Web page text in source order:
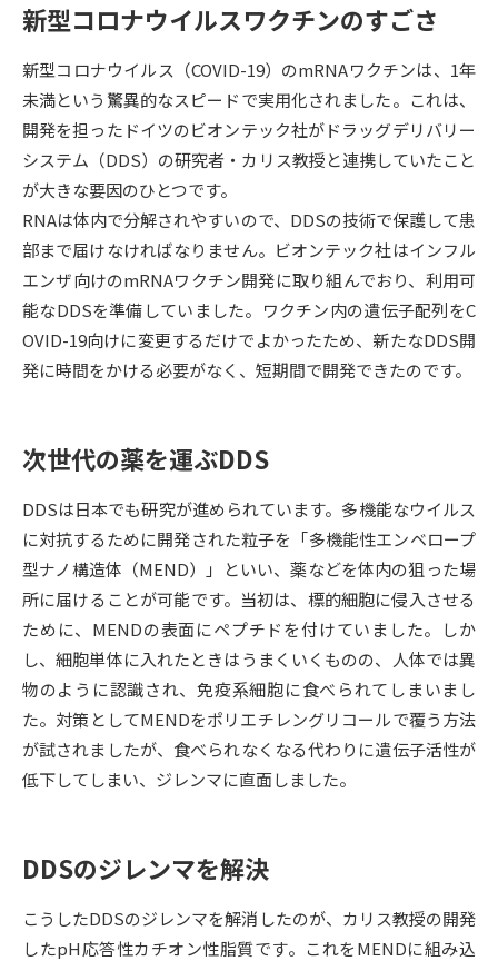
幼稚園教員資格認定試験 小学校教員資格認定試験
高等学校（情報）教員資格認定
試験
大学研究 大学検索
大学で学べる内容や特徴を調べる
新増設大学・学部・学科特集
国際・グローバルに強い大学特
データサイエンス特集 奨学金・特待生制度特集
（高3生用）
（高2生用）
SELFBRAND特集ページ
オープンキャンパスなどを調べる
オープンキャンパス検索 実施プログラムから探す
来場型・Web型イベント特集 夢ナビライブ
志望校・出願校を調べる
新型コロナウイルスワクチンのすごさ
新型コロナウイルス（COVID-19）のmRNAワクチンは、1年
未満という驚異的なスピードで実用化されました。これは、
開発を担ったドイツのビオンテック社がドラッグデリバリー
システム（DDS）の研究者・カリス教授と連携していたこと
が大きな要因のひとつです。
RNAは体内で分解されやすいので、DDSの技術で保護して患
部まで届けなければなりません。ビオンテック社はインフル
エンザ向けのmRNAワクチン開発に取り組んでおり、利用可
能なDDSを準備していました。ワクチン内の遺伝子配列をC
OVID-19向けに変更するだけでよかったため、新たなDDS開
発に時間をかける必要がなく、短期間で開発できたのです。
次世代の薬を運ぶDDS
DDSは日本でも研究が進められています。多機能なウイルス
に対抗するために開発された粒子を「多機能性エンベロープ
型ナノ構造体（MEND）」といい、薬などを体内の狙った場
所に届けることが可能です。当初は、標的細胞に侵入させる
ために、MENDの表面にペプチドを付けていました。しか
し、細胞単体に入れたときはうまくいくものの、人体では異
物のように認識され、免疫系細胞に食べられてしまいまし
た。対策としてMENDをポリエチレングリコールで覆う方法
が試されましたが、食べられなくなる代わりに遺伝子活性が
低下してしまい、ジレンマに直面しました。
DDSのジレンマを解決
こうしたDDSのジレンマを解消したのが、カリス教授の開発
したpH応答性カチオン性脂質です。これをMENDに組み込